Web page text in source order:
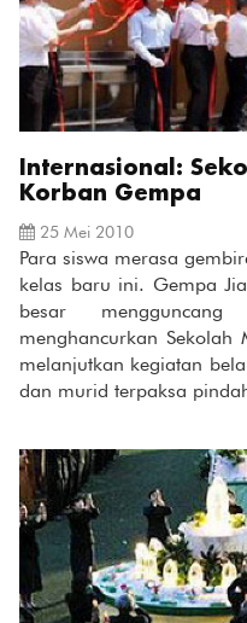
Internasional:
Korban Gempa
25 Mei 2010
Para siswa merasa
kelas baru ini. Gempa
besar
menghancurkan Sekolah
melanjutkan kegiatan
dan murid terpaksa